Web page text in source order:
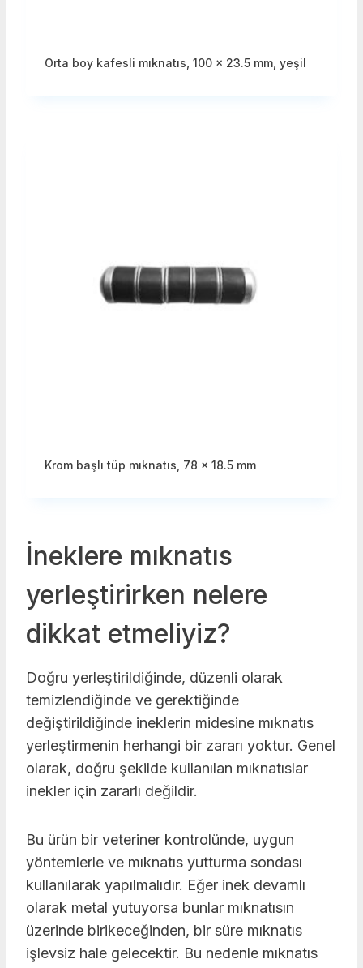
Orta boy kafesli mıknatıs, 100 x 23.5 mm, yeşil
Krom başlı tüp mıknatıs, 78 x 18.5 mm
İneklere mıknatıs
yerleştirirken nelere
dikkat etmeliyiz?
Doğru yerleştirildiğinde, düzenli olarak
temizlendiğinde ve gerektiğinde
değiştirildiğinde ineklerin midesine mıknatıs
yerleştirmenin herhangi bir zararı yoktur. Genel
olarak, doğru şekilde kullanılan mıknatıslar
inekler için zararlı değildir.
Bu ürün bir veteriner kontrolünde, uygun
yöntemlerle ve mıknatıs yutturma sondası
kullanılarak yapılmalıdır. Eğer inek devamlı
olarak metal yutuyorsa bunlar mıknatısın
üzerinde birikeceğinden, bir süre mıknatıs
işlevsiz hale gelecektir. Bu nedenle mıknatıs